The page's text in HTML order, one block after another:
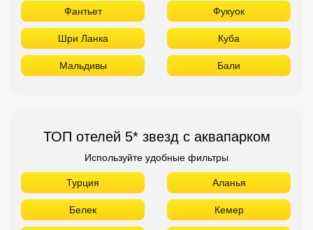
Фантьет Фукуок
Шри Ланка Куба
Мальдивы Бали
ТОП отелей 5* звезд с аквапарком
Используйте удобные фильтры
Турция Аланья
Белек Кемер